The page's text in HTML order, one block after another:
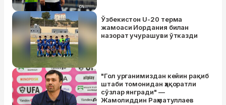
Ўзбекистон U-20 терма
жамоаси Иордания билан
назорат учурашуви ўтказди
"Гол урганимиздан кейин рақиб
штаби томонидан ҳақоратли
сўзлар янгради" —
Жамолиддин Раҳматуллаев